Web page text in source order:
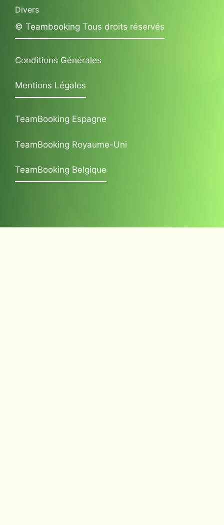
Divers
© Teambooking Tous droits réservés
Conditions Générales
Mentions Légales
TeamBooking Espagne
TeamBooking Royaume-Uni
TeamBooking Belgique